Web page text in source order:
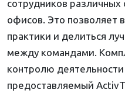
сотрудников
офисов. Это позволяет
практики и делиться
между командами.
контролю деятельности
предоставляемый